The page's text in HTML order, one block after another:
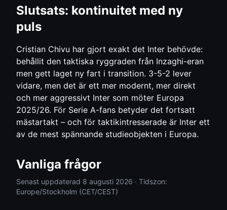
Slutsats: kontinuitet med ny
puls
Cristian Chivu har gjort exakt det Inter behövde:
behållit den taktiska ryggraden från Inzaghi-eran
men gett laget ny fart i transition. 3-5-2 lever
vidare, men det är ett mer modernt, mer direkt
och mer aggressivt Inter som möter Europa
2025/26. För Serie A-fans betyder det fortsatt
mästartakt – och för taktikintresserade är Inter ett
av de mest spännande studieobjekten i Europa.
Vanliga frågor
Senast uppdaterad 8 augusti 2026 · Tidszon:
Europe/Stockholm (CET/CEST)